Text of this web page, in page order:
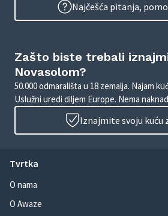
Najčešća pitanja,
Zašto biste trebali
Novasolom?
50.000 odmarališta u 18 zemalja. Najam
Uslužni uredi diljem Europe. Nema
Iznajmite svoju kuću
Tvrtka
O nama
O Awaze